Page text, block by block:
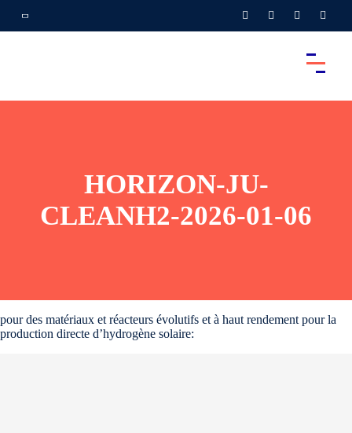
HORIZON-JU-
CLEANH2-2026-01-06
pour des matériaux et réacteurs évolutifs et à haut rendement pour la
production directe d’hydrogène solaire: